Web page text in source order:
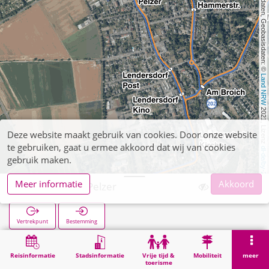
, Kartendaten, Geobasisdaten: ©
Land NRW
2021, Lizenz
dl-de/by-2-0
Reisinformatie Stadsinformatie
Vrije tijd &
toerisme
Mobiliteit meer
Lendersdorf Pelzer
Vertrekpunt Bestemming
Zoekopracht Lendersdorf Pelzer
Deze website maakt gebruik van cookies. Door onze website
te gebruiken, gaat u ermee akkoord dat wij van cookies
gebruik maken.
Meer informatie
Akkoord